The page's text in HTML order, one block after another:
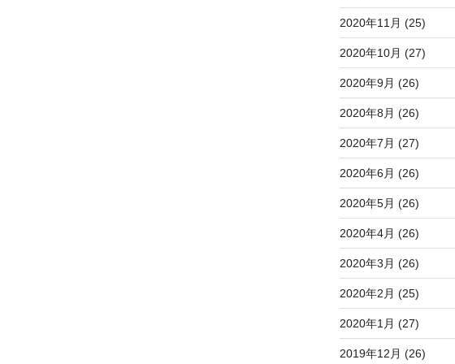
2020年11月 (25)
2020年10月 (27)
2020年9月 (26)
2020年8月 (26)
2020年7月 (27)
2020年6月 (26)
2020年5月 (26)
2020年4月 (26)
2020年3月 (26)
2020年2月 (25)
2020年1月 (27)
2019年12月 (26)